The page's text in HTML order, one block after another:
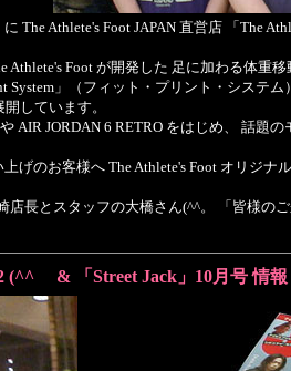
The Athlete's Foot JAPAN 直営店 「The
Athlete's Foot が開発した 足に加わる体重
」（フィット・プリント・システム
しています。
AIR JORDAN 6 RETRO をはじめ、 話題
げのお客様へ The Athlete's Foot オリジナ
店長とスタッフの大橋さん(^^。 「皆様の
(^^ゞ & 「Street Jack」10月号 情報